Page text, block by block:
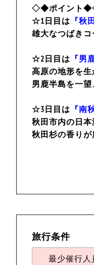
◇◆ポイント
☆1日目は 『秋
雄大なつばき
☆2日目は 『男
高原の地形を
男鹿半島を一
☆3日目は 『南
秋田市内の日
秋田杉の香り
旅行条件
最少催行人